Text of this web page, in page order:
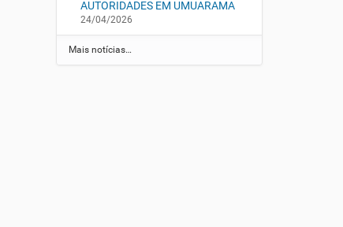
AUTORIDADES EM UMUARAMA
24/04/2026
Mais notícias…